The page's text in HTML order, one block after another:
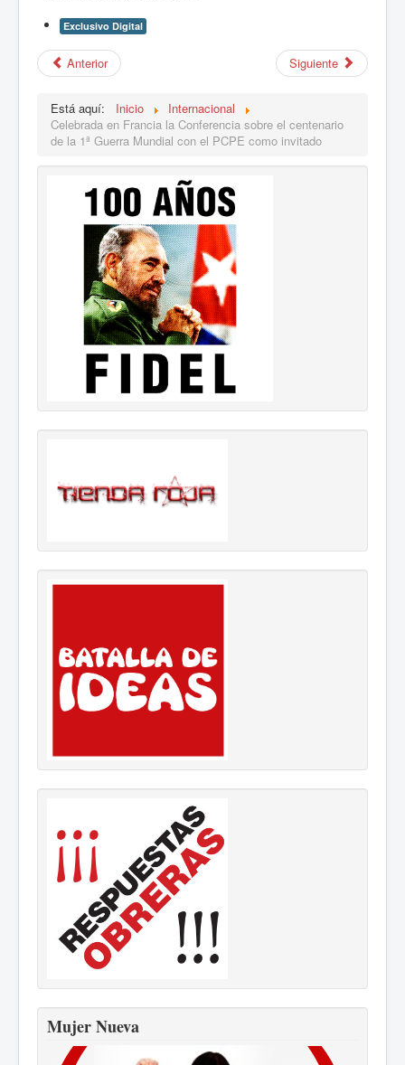
Exclusivo Digital
Anterior Siguiente
Está aquí: Inicio
Internacional
Celebrada en Francia la Conferencia sobre el centenario
de la 1ª Guerra Mundial con el PCPE como invitado
Mujer Nueva